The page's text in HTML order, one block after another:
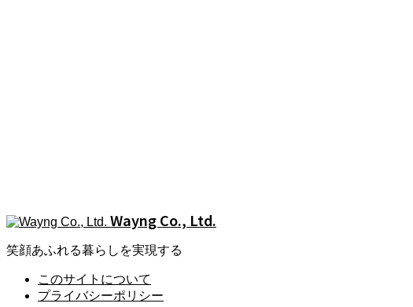
Wayng Co., Ltd.
笑顔あふれる暮らしを実現する
このサイトについて
プライバシーポリシー